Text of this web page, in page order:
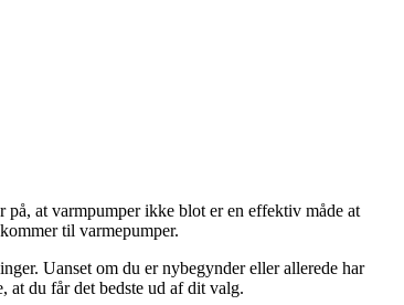
at varmpumper ikke blot er en effektiv måde at
til varmepumper.
Uanset om du er nybegynder eller allerede har
at du får det bedste ud af dit valg.